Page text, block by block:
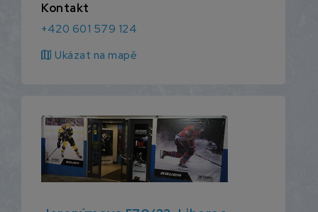
Kontakt
+420 601 579 124
map Ukázat na mapě